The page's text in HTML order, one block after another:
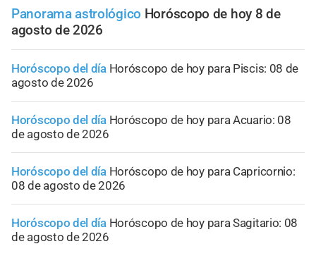
Panorama astrológico Horóscopo de hoy 8 de
agosto de 2026
Horóscopo del día Horóscopo de hoy para Piscis: 08 de
agosto de 2026
Horóscopo del día Horóscopo de hoy para Acuario: 08
de agosto de 2026
Horóscopo del día Horóscopo de hoy para Capricornio:
08 de agosto de 2026
Horóscopo del día Horóscopo de hoy para Sagitario: 08
de agosto de 2026